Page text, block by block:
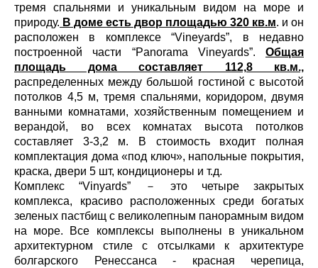
тремя спальнями и уникальным видом на море и
природу. В доме есть двор площадью 320 кв.м. и он
расположен в комплексе “Vineyards”, в недавно
построенной части “Panorama Vineyards”. Общая
площадь дома составляет 112,8 кв.м.,
распределенных между большой гостиной с высотой
потолков 4,5 м, тремя спальнями, коридором, двумя
ванными комнатами, хозяйственным помещением и
верандой, во всех комнатах высота потолков
составляет 3-3,2 м. В стоимость входит полная
комплектация дома «под ключ», напольные покрытия,
краска, двери 5 шт, кондиционеры и т.д.
Комплекс “Vinyards” － это четыре закрытых
комплекса, красиво расположенных среди богатых
зеленых пастбищ с великолепным панорамным видом
на море. Все комплексы выполнены в уникальном
архитектурном стиле с отсылками к архитектуре
болгарского Ренессанса - красная черепица,